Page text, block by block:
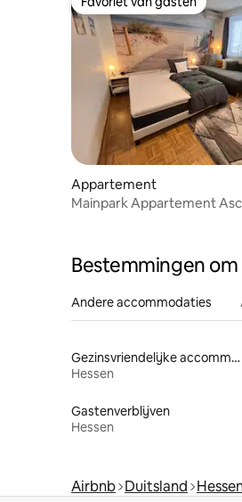
Favoriet van gasten
Appartement
Mainpark Appartement
Bestemmingen
Andere accommodaties
Gezinsvriendelijke accommodaties
Hessen
Gastenverblijven
Hessen
Airbnb Duitsland